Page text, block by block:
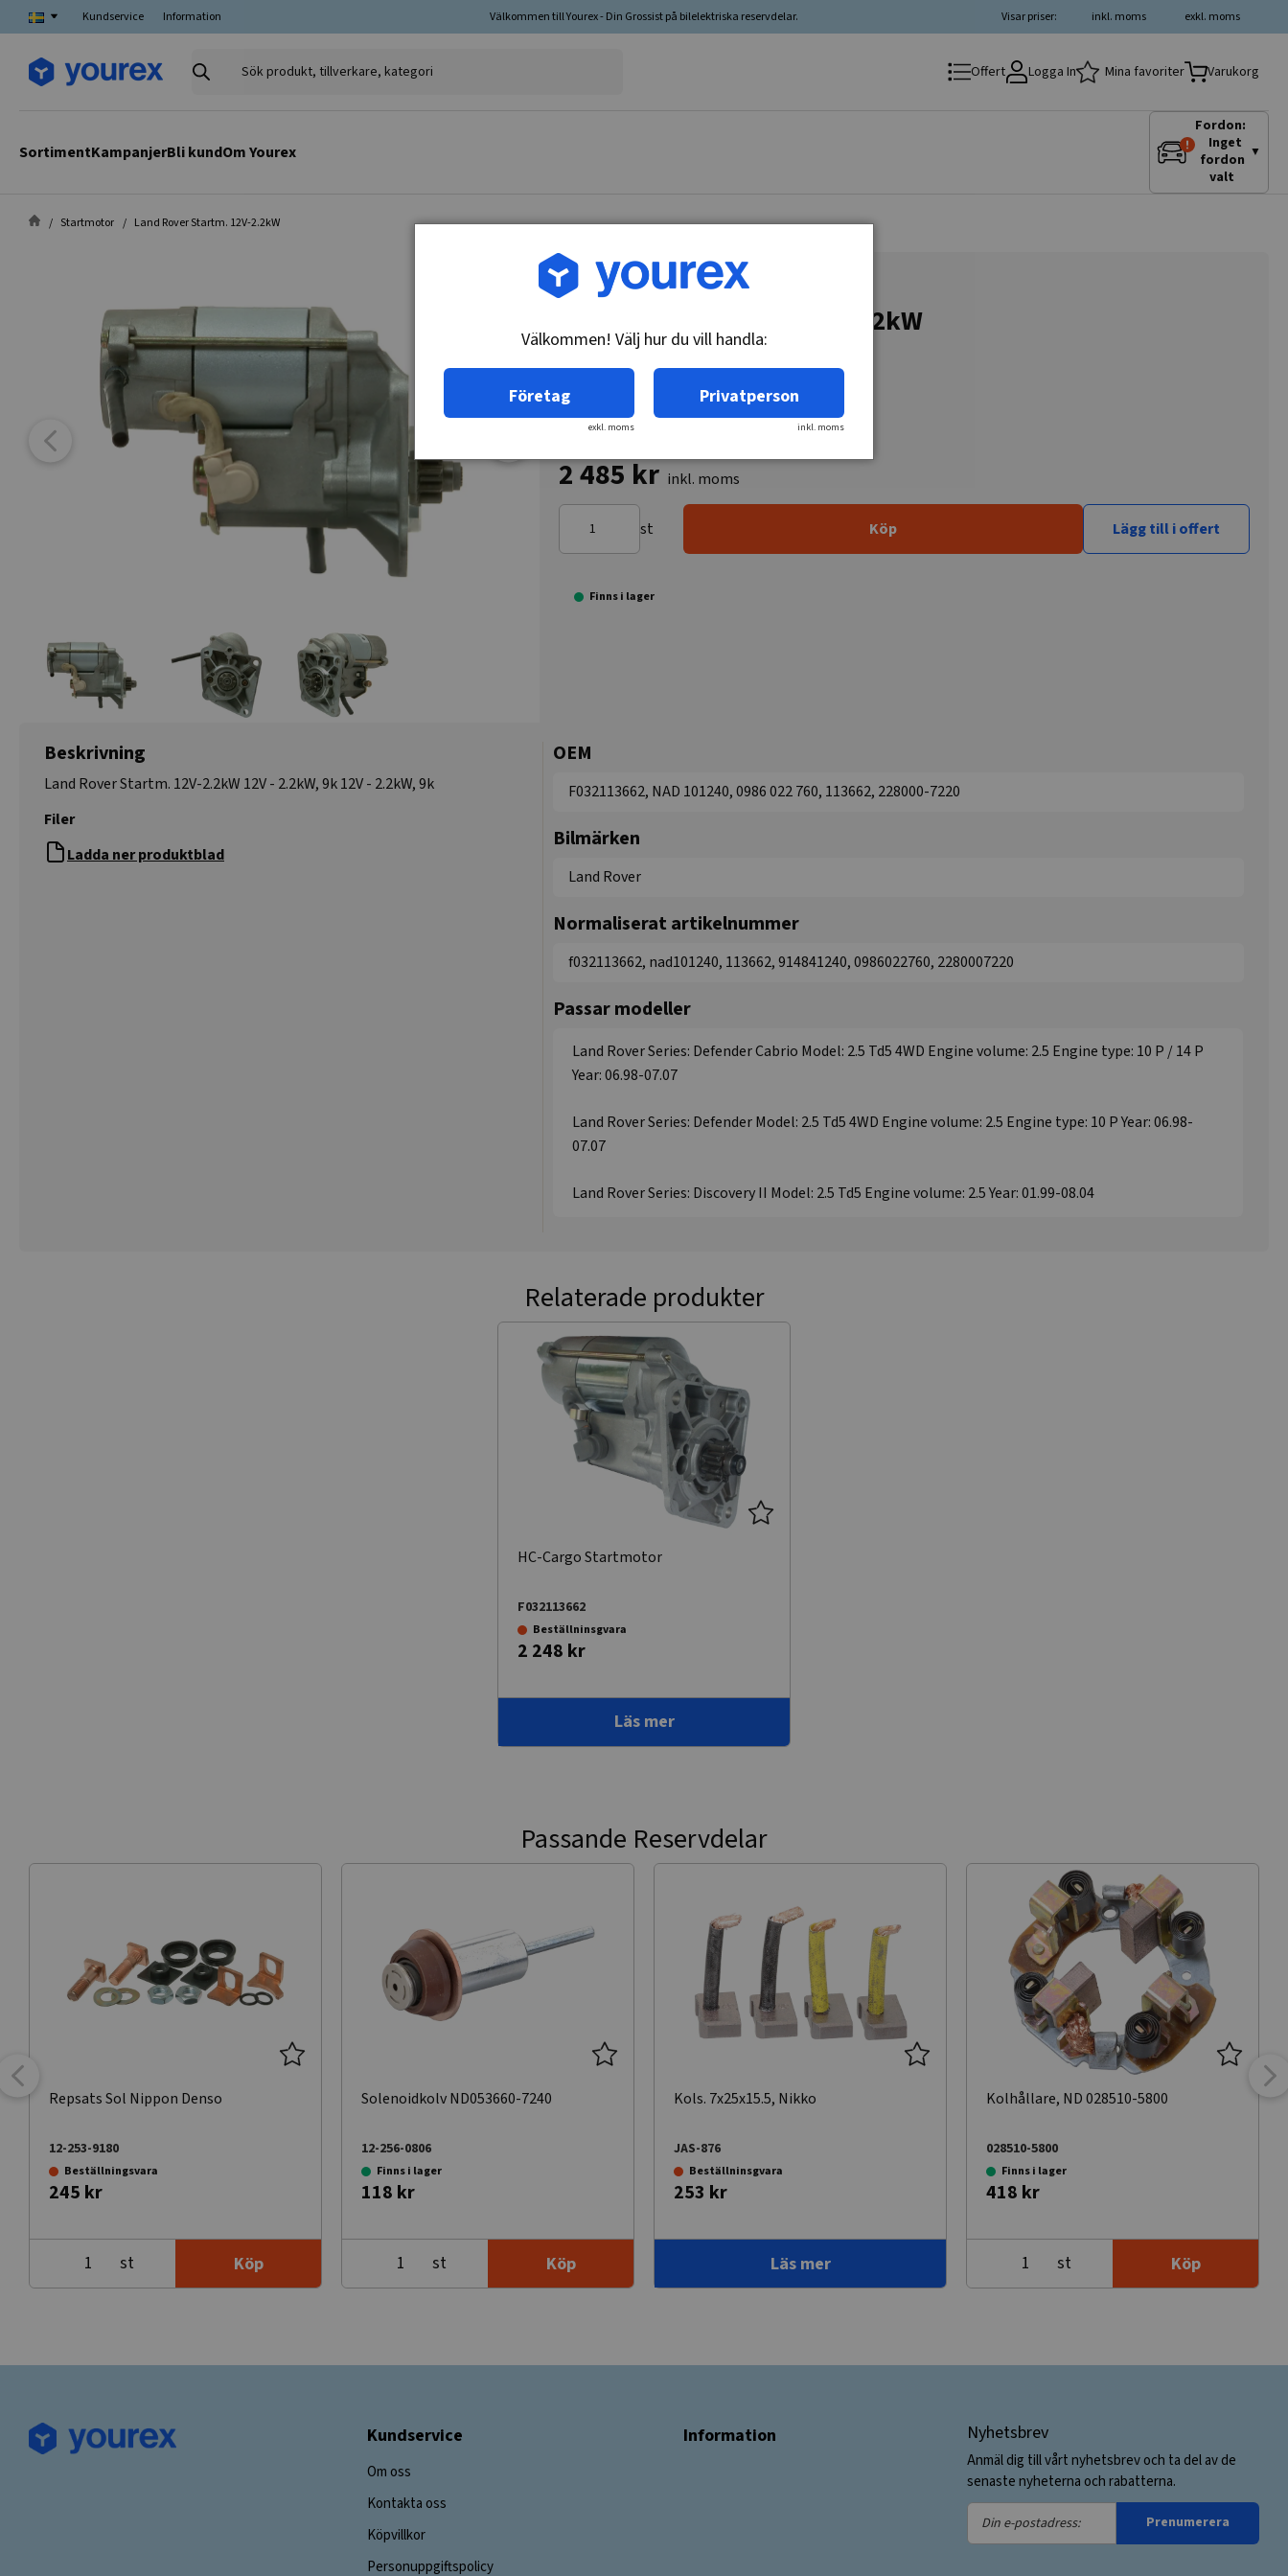
Kundservice Information Välkommen till Yourex - Din Grossist på bilelektriska reservdelar. exkl. moms
inkl. moms
Visar priser:
Sök
Offert Logga In Mina favoriter Varukorg
SortimentKampanjerBli kundOm Yourex
Fordon:
Inget
fordon
valt
▼
Startmotor Land Rover Startm. 12V-2.2kW
Artikelnr: 91-484-1240
Land Rover Startm. 12V-2.2kW
2 485 kr inkl. moms
st Köp Lägg till i offert
Finns i lager
Beskrivning
Land Rover Startm. 12V-2.2kW 12V - 2.2kW, 9k 12V - 2.2kW, 9k
Filer
Ladda ner produktblad
OEM
F032113662, NAD 101240, 0986 022 760, 113662, 228000-7220
Bilmärken
Land Rover
Normaliserat artikelnummer
f032113662, nad101240, 113662, 914841240, 0986022760, 2280007220
Passar modeller
Land Rover Series: Defender Cabrio Model: 2.5 Td5 4WD Engine volume: 2.5 Engine type: 10 P / 14 P
Year: 06.98-07.07
Land Rover Series: Defender Model: 2.5 Td5 4WD Engine volume: 2.5 Engine type: 10 P Year: 06.98-
07.07
Land Rover Series: Discovery II Model: 2.5 Td5 Engine volume: 2.5 Year: 01.99-08.04
Relaterade produkter
HC-Cargo Startmotor
F032113662
Beställninsgvara
2 248 kr
Läs mer
Passande Reservdelar
Repsats Sol Nippon Denso
12-253-9180
Beställningsvara
245 kr
st Köp
Solenoidkolv ND053660-7240
12-256-0806
Finns i lager
118 kr
st Köp
Kols. 7x25x15.5, Nikko
JAS-876
Beställninsgvara
253 kr
Läs mer
Kolhållare, ND 028510-5800
028510-5800
Finns i lager
418 kr
st Köp
Kundservice
Om oss
Kontakta oss
Köpvillkor
Personuppgiftspolicy
Information Nyhetsbrev
Anmäl dig till vårt nyhetsbrev och ta del av de
senaste nyheterna och rabatterna.
Din
e-
Prenumerera
Välkommen! Välj hur du vill handla:
Företag
exkl. moms
Privatperson
inkl. moms